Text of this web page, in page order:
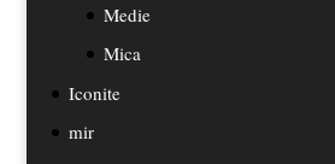
Medie
Mica
Iconite
mir